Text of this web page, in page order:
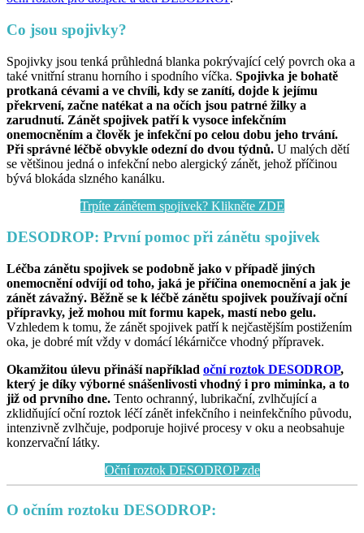
Co jsou spojivky?
Spojivky jsou tenká průhledná blanka pokrývající celý povrch oka a
také vnitřní stranu horního i spodního víčka. Spojivka je bohatě
protkaná cévami a ve chvíli, kdy se zanítí, dojde k jejímu
překrvení, začne natékat a na očích jsou patrné žilky a
zarudnutí. Zánět spojivek patří k vysoce infekčním
onemocněním a člověk je infekční po celou dobu jeho trvání.
Při správné léčbě obvykle odezní do dvou týdnů. U malých dětí
se většinou jedná o infekční nebo alergický zánět, jehož příčinou
bývá blokáda slzného kanálku.
Trpíte zánětem spojivek? Klikněte ZDE
DESODROP: První pomoc při zánětu spojivek
Léčba zánětu spojivek se podobně jako v případě jiných
onemocnění odvíjí od toho, jaká je příčina onemocnění a jak je
zánět závažný. Běžně se k léčbě zánětu spojivek používají oční
přípravky, jež mohou mít formu kapek, mastí nebo gelu.
Vzhledem k tomu, že zánět spojivek patří k nejčastějším postižením
oka, je dobré mít vždy v domácí lékárničce vhodný přípravek.
Okamžitou úlevu přináší například oční roztok DESODROP,
který je díky výborné snášenlivosti vhodný i pro miminka, a to
již od prvního dne. Tento ochranný, lubrikační, zvlhčující a
zklidňující oční roztok léčí zánět infekčního i neinfekčního původu,
intenzivně zvlhčuje, podporuje hojivé procesy v oku a neobsahuje
konzervační látky.
Oční roztok DESODROP zde
O očním roztoku DESODROP: